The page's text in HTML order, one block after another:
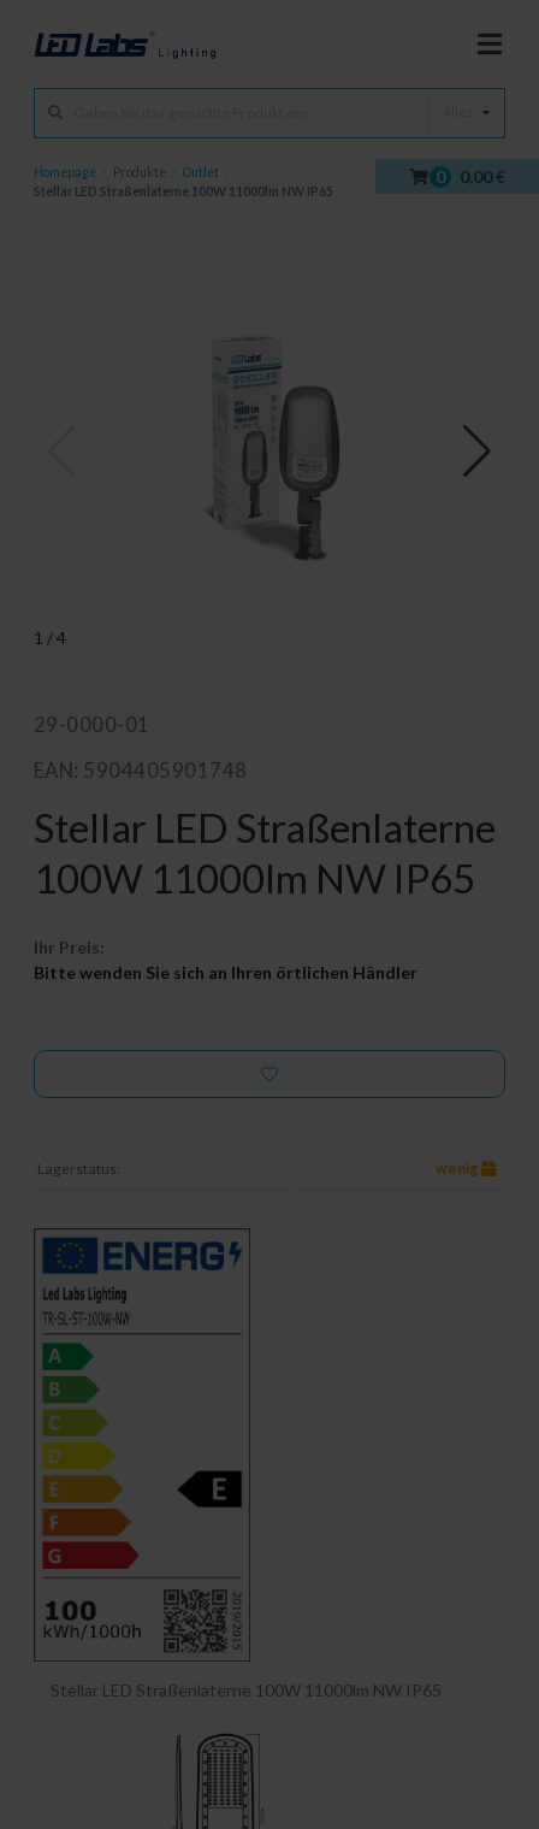
0 0,00 €
Homepage Produkte Outlet
Stellar LED Straßenlaterne 100W 11000lm NW IP65
1 /4
29-0000-01
EAN: 5904405901748
Stellar LED Straßenlaterne
100W 11000lm NW IP65
Ihr Preis:
Bitte wenden Sie sich an Ihren örtlichen Händler
Lagerstatus: wenig
Stellar LED Straßenlaterne 100W 11000lm NW IP65